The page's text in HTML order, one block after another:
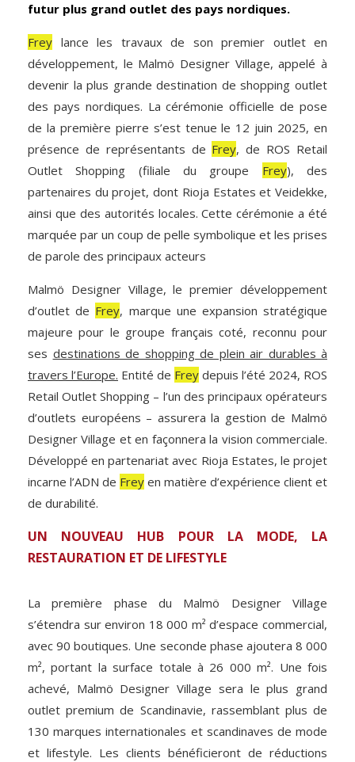
futur plus grand outlet des pays nordiques.
Frey lance les travaux de son premier outlet en
développement, le Malmö Designer Village, appelé à
devenir la plus grande destination de shopping outlet
des pays nordiques. La cérémonie officielle de pose
de la première pierre s’est tenue le 12 juin 2025, en
présence de représentants de Frey, de ROS Retail
Outlet Shopping (filiale du groupe Frey), des
partenaires du projet, dont Rioja Estates et Veidekke,
ainsi que des autorités locales. Cette cérémonie a été
marquée par un coup de pelle symbolique et les prises
de parole des principaux acteurs
Malmö Designer Village, le premier développement
d’outlet de Frey, marque une expansion stratégique
majeure pour le groupe français coté, reconnu pour
ses destinations de shopping de plein air durables à
travers l’Europe. Entité de Frey depuis l’été 2024, ROS
Retail Outlet Shopping – l’un des principaux opérateurs
d’outlets européens – assurera la gestion de Malmö
Designer Village et en façonnera la vision commerciale.
Développé en partenariat avec Rioja Estates, le projet
incarne l’ADN de Frey en matière d’expérience client et
de durabilité.
UN NOUVEAU HUB POUR LA MODE, LA
RESTAURATION ET DE LIFESTYLE
La première phase du Malmö Designer Village
s’étendra sur environ 18 000 m² d’espace commercial,
avec 90 boutiques. Une seconde phase ajoutera 8 000
m², portant la surface totale à 26 000 m². Une fois
achevé, Malmö Designer Village sera le plus grand
outlet premium de Scandinavie, rassemblant plus de
130 marques internationales et scandinaves de mode
et lifestyle. Les clients bénéficieront de réductions